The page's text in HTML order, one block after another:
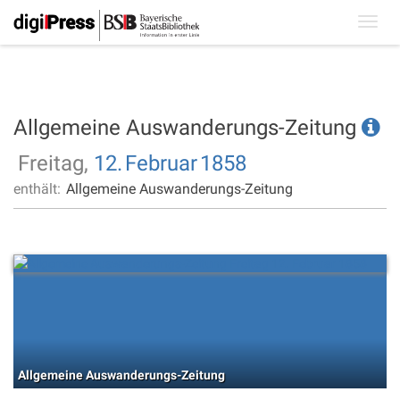
Allgemeine Auswanderungs-Zeitung
Freitag, 12. Februar1858
enthält: Allgemeine Auswanderungs-Zeitung
Allgemeine Auswanderungs-Zeitung